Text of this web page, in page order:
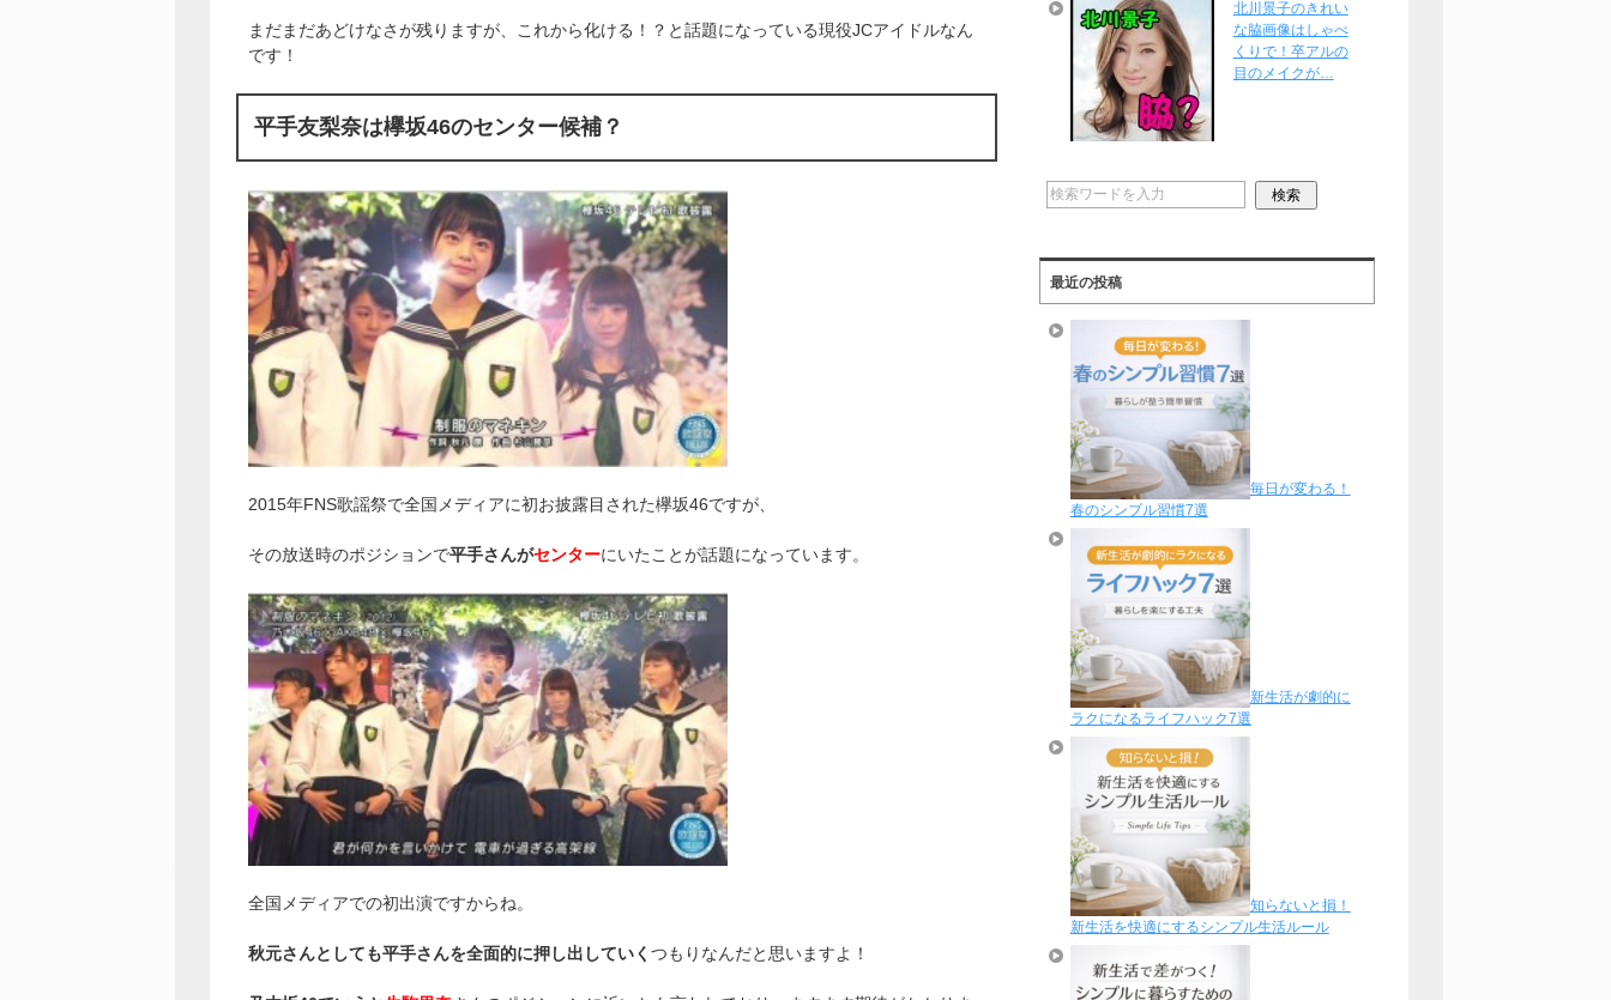
まだまだあどけなさが残りますが、これから化ける！？と話題になっている現役JCアイドルなん
です！
平手友梨奈は欅坂46のセンター候補？
2015年FNS歌謡祭で全国メディアに初お披露目された欅坂46ですが、
その放送時のポジションで平手さんがセンターにいたことが話題になっています。
全国メディアでの初出演ですからね。
秋元さんとしても平手さんを全面的に押し出していく つもりなんだと思いますよ！
北川景子のきれい
な脇画像はしゃべ
くりで！卒アルの
目のメイクが…
最近の投稿
毎日が変わる！
春のシンプル習慣7選
新生活が劇的に
ラクになるライフハック7選
知らないと損！
新生活を快適にするシンプル生活ルール